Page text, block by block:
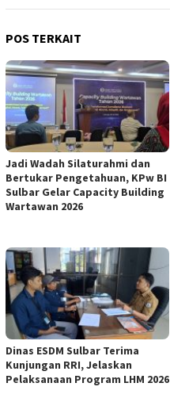
POS TERKAIT
Jadi Wadah Silaturahmi dan
Bertukar Pengetahuan, KPw BI
Sulbar Gelar Capacity Building
Wartawan 2026
Dinas ESDM Sulbar Terima
Kunjungan RRI, Jelaskan
Pelaksanaan Program LHM 2026